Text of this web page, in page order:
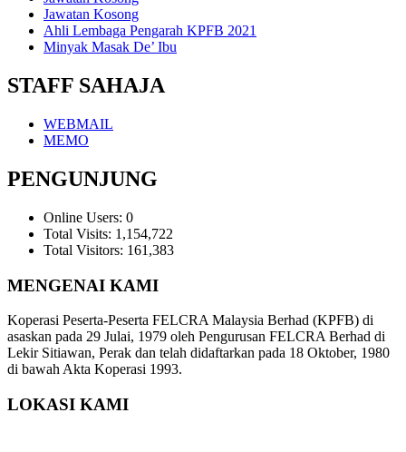
Jawatan Kosong
Ahli Lembaga Pengarah KPFB 2021
Minyak Masak De’ Ibu
STAFF SAHAJA
WEBMAIL
MEMO
PENGUNJUNG
Online Users: 0
Total Visits: 1,154,722
Total Visitors: 161,383
MENGENAI KAMI
Koperasi Peserta-Peserta FELCRA Malaysia Berhad (KPFB) di
asaskan pada 29 Julai, 1979 oleh Pengurusan FELCRA Berhad di
Lekir Sitiawan, Perak dan telah didaftarkan pada 18 Oktober, 1980
di bawah Akta Koperasi 1993.
LOKASI KAMI